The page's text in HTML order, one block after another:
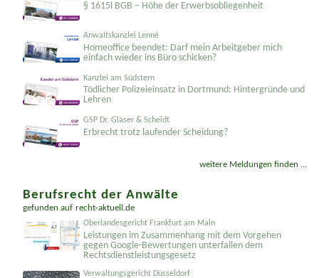
§ 1615l BGB – Höhe der Erwerbsobliegenheit
Anwaltskanzlei Lenné
Homeoffice beendet: Darf mein Arbeitgeber mich
einfach wieder ins Büro schicken?
Kanzlei am Südstern
Tödlicher Polizeieinsatz in Dortmund: Hintergründe und
Lehren
GSP Dr. Glaser & Scheidt
Erbrecht trotz laufender Scheidung?
weitere Meldungen finden ...
Berufsrecht der Anwälte
gefunden auf recht-aktuell.de
Oberlandesgericht Frankfurt am Main
Leistungen im Zusammenhang mit dem Vorgehen
gegen Google-Bewertungen unterfallen dem
Rechtsdienst­leistungsgesetz
Verwaltungsgericht Düsseldorf